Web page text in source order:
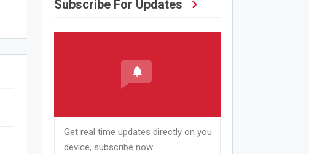
Subscribe For Updates
Get real time updates directly on you
device, subscribe now.